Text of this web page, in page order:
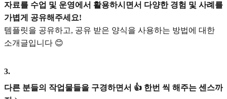
자료를 수업 및 운영에서 활용하시면서 다양한 경험 및 사례를
가볍게 공유해주세요!
템플릿을 공유하고, 공유 받은 양식을 사용하는 방법에 대한
소개글입니다 😊
3.
다른 분들의 작업물들을 구경하면서 👍 한번 씩 해주는 센스까